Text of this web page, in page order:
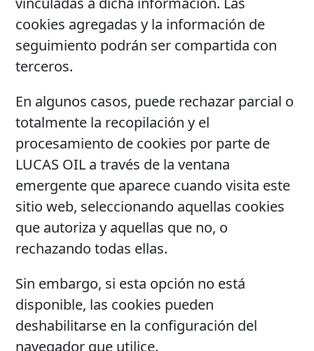
cookies agregadas y la información de
seguimiento podrán ser compartida con
terceros.
En algunos casos, puede rechazar parcial o
totalmente la recopilación y el
procesamiento de cookies por parte de
LUCAS OIL a través de la ventana
emergente que aparece cuando visita este
sitio web, seleccionando aquellas cookies
que autoriza y aquellas que no, o
rechazando todas ellas.
Sin embargo, si esta opción no está
disponible, las cookies pueden
deshabilitarse en la configuración del
navegador que utilice.